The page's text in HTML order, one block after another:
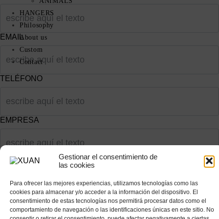
Gestionar el consentimiento de
las cookies
Para ofrecer las mejores experiencias, utilizamos tecnologías como las
cookies para almacenar y/o acceder a la información del dispositivo. El
consentimiento de estas tecnologías nos permitirá procesar datos como el
comportamiento de navegación o las identificaciones únicas en este sitio. No
HANGERS
Philosophy
About us
Custom
Contact
EMAIL
TELÉFONO
EMPRESA